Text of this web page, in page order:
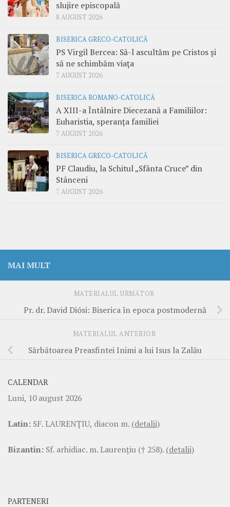
slujire episcopală
8 AUGUST 2026
BISERICA GRECO-CATOLICĂ
PS Virgil Bercea: Să-l ascultăm pe Cristos și
să ne schimbăm viața
7 AUGUST 2026
BISERICA ROMANO-CATOLICĂ
A XIII-a Întâlnire Diecezană a Familiilor:
Euharistia, speranța familiei
7 AUGUST 2026
BISERICA GRECO-CATOLICĂ
PF Claudiu, la Schitul „Sfânta Cruce” din
Stânceni
7 AUGUST 2026
MAI MULT
MATERIALUL URMĂTOR
Pr. dr. David Diósi: Biserica în epoca postmodernă
MATERIALUL ANTERIOR
Sărbătoarea Preasfintei Inimi a lui Isus la Zalău
CALENDAR
Luni, 10 august 2026
Latin: SF. LAURENŢIU, diacon m. (detalii)
Bizantin: Sf. arhidiac. m. Laurenţiu († 258). (detalii)
PARTENERI